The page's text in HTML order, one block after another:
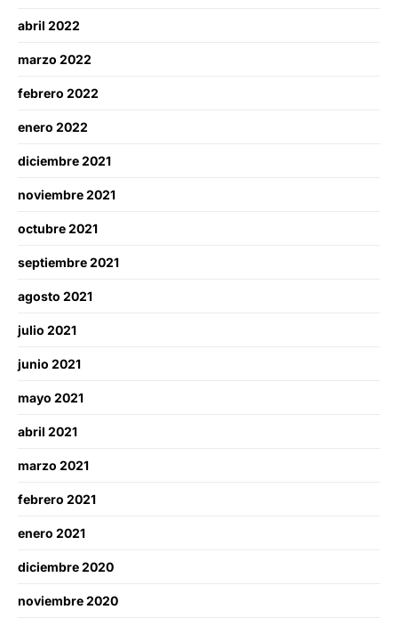
abril 2022
marzo 2022
febrero 2022
enero 2022
diciembre 2021
noviembre 2021
octubre 2021
septiembre 2021
agosto 2021
julio 2021
junio 2021
mayo 2021
abril 2021
marzo 2021
febrero 2021
enero 2021
diciembre 2020
noviembre 2020